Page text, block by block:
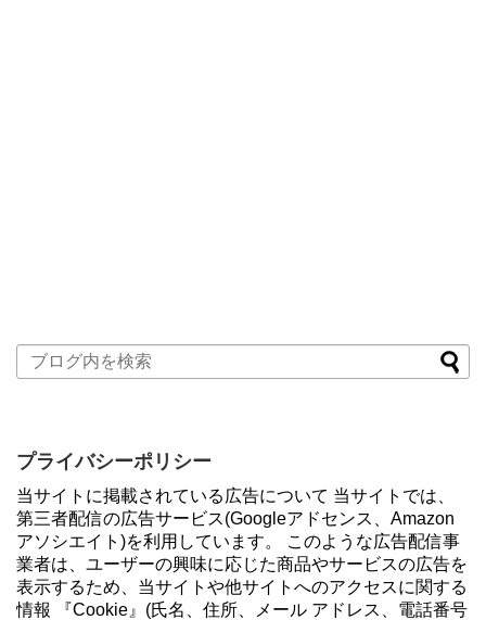
プライバシーポリシー
当サイトに掲載されている広告について 当サイトでは、
第三者配信の広告サービス(Googleアドセンス、Amazon
アソシエイト)を利用しています。 このような広告配信事
業者は、ユーザーの興味に応じた商品やサービスの広告を
表示するため、当サイトや他サイトへのアクセスに関する
情報 『Cookie』(氏名、住所、メール アドレス、電話番号